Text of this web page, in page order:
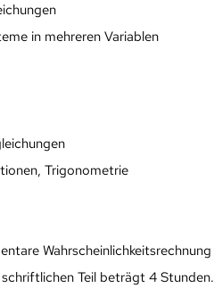
in mehreren Variablen
Trigonometrie
Wahrscheinlichkeitsrechnung
Teil beträgt 4 Stunden.